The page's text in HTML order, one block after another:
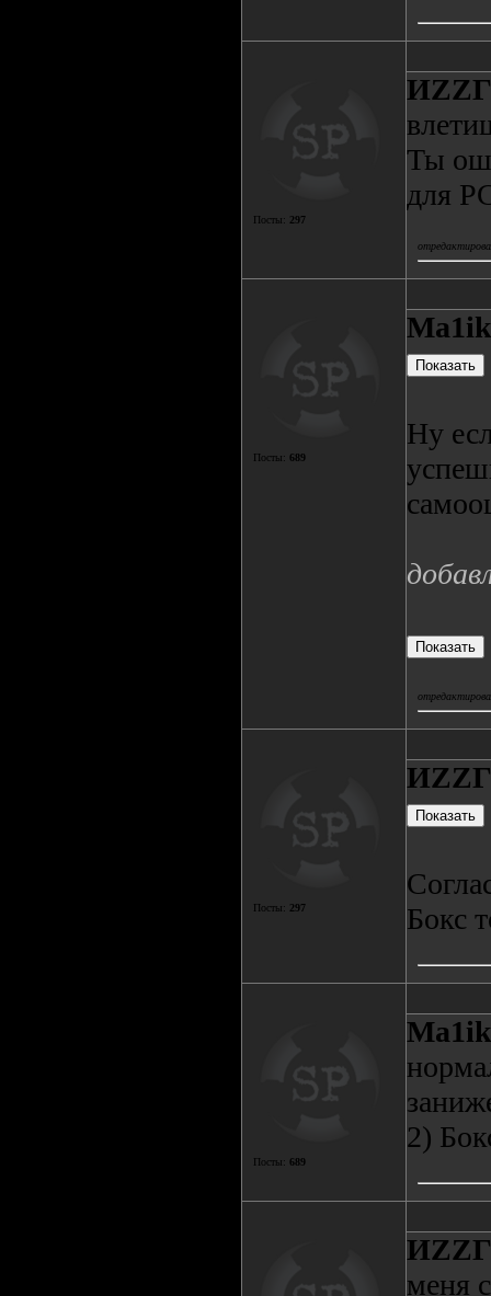
Посты: 297
Ты
для
Посты: 689
Ma1ik
Ну
Посты: 297
Бокс
Посты: 689
Ma1ik
2)
меня